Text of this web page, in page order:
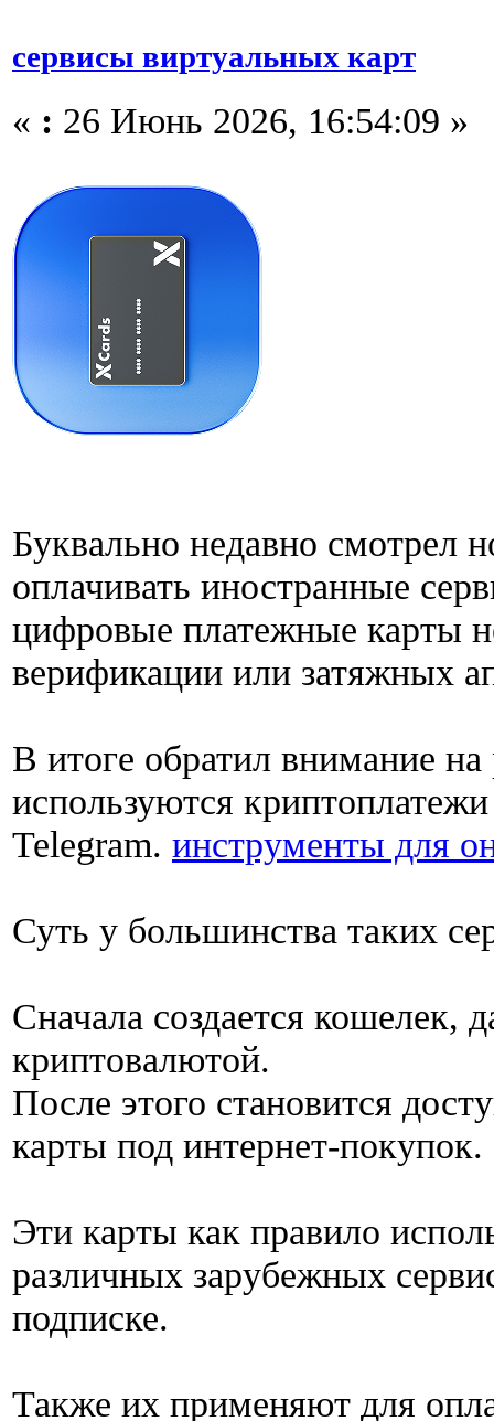
сервисы виртуальных карт
« : 26 Июнь 2026, 16:54:09 »
Буквально недавно смотрел
оплачивать иностранные
цифровые платежные карты
верификации или затяжных
В итоге обратил внимание
используются
Telegram. инструменты для
Суть у большинства таких
Сначала создается кошелек,
криптовалютой.
После этого становится
карты под интернет-покупок.
Эти карты как правило
различных зарубежных
подписке.
Также их применяют для